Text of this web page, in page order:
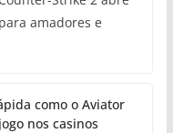
amadores e
como o Aviator
nos casinos